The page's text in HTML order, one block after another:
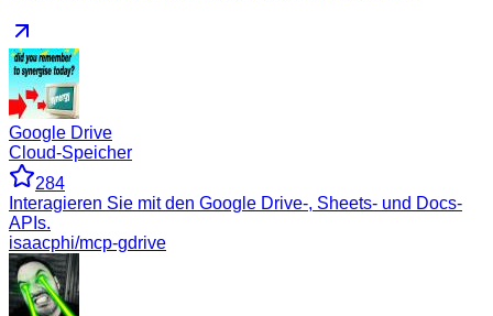
Google Drive
Cloud-Speicher
284
Interagieren Sie mit den Google Drive-, Sheets- und Docs-
APIs.
isaacphi/mcp-gdrive